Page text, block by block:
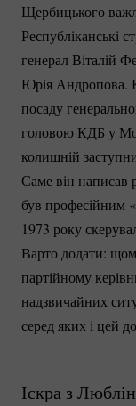
Щербицького
Республіканські
генерал Віталій
Юрія Андропова.
посаду
головою КДБ у
колишній
Саме він написав
був професійним
1973 року
Варто додати:
партійному
надзвичайних
серед яких і цей
Іскра з